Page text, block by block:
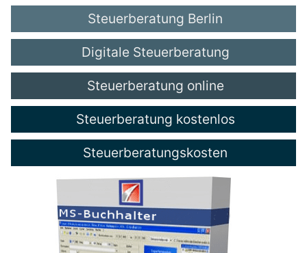
Steuerberatung Berlin
Digitale Steuerberatung
Steuerberatung online
Steuerberatung kostenlos
Steuerberatungskosten